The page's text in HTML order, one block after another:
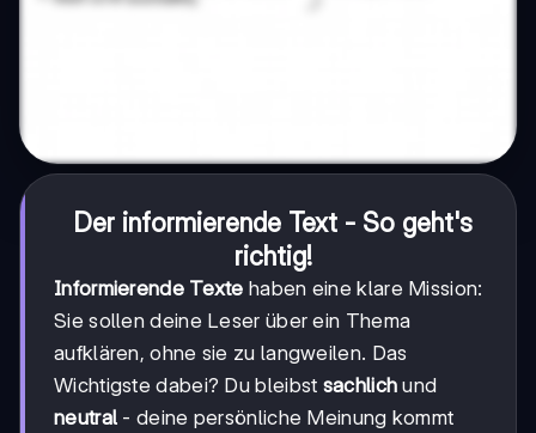
Der informierende Text - So geht's
richtig!
Informierende Texte haben eine klare Mission:
Sie sollen deine Leser über ein Thema
aufklären, ohne sie zu langweilen. Das
Wichtigste dabei? Du bleibst sachlich und
neutral - deine persönliche Meinung kommt